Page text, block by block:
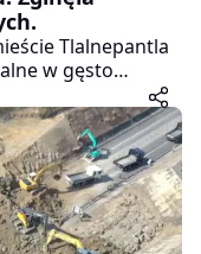
Tlalnepantla
w gęsto
zmarła co